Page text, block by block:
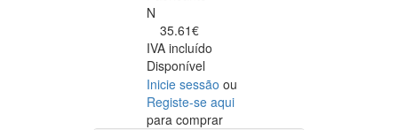
N
35.61€
IVA incluído
Disponível
Inicie sessão ou
Registe-se aqui
para comprar